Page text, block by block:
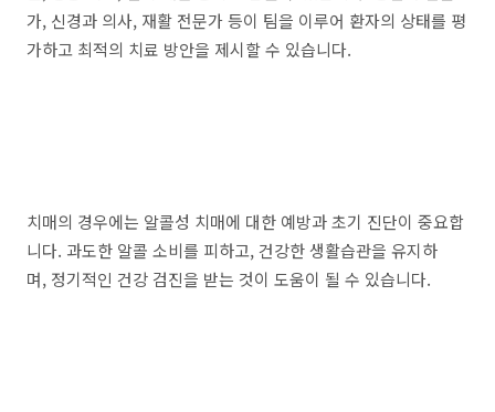
가, 신경과 의사, 재활 전문가 등이 팀을 이루어 환자의 상태를 평
가하고 최적의 치료 방안을 제시할 수 있습니다.
치매의 경우에는 알콜성 치매에 대한 예방과 초기 진단이 중요합
니다. 과도한 알콜 소비를 피하고, 건강한 생활습관을 유지하
며, 정기적인 건강 검진을 받는 것이 도움이 될 수 있습니다.